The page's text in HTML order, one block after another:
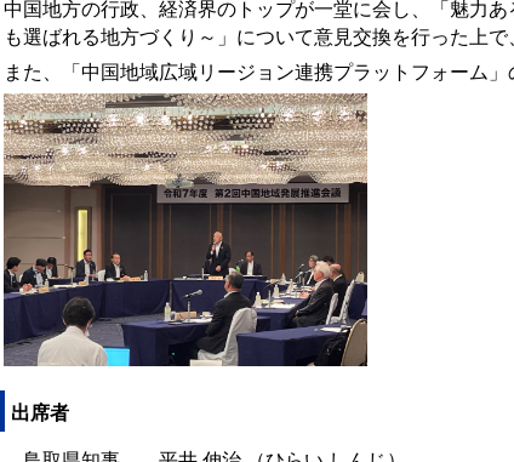
中国地方の行政、経済界のトップが一堂に会し、「魅力
も選ばれる地方づくり～」について意見交換を行った上で
また、「中国地域広域リージョン連携プラットフォーム」
出席者